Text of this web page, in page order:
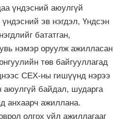
үндэсний аюулгүй
эв нэгдэл, Үндсэн
бататган,
нэмэр оруулж ажилласан
төв байгууллагад
СЕХ-ны гишүүнд нэрээ
аюулгүй байдал, шударга
анхаарч ажиллана.
олгох үйл ажиллагааг